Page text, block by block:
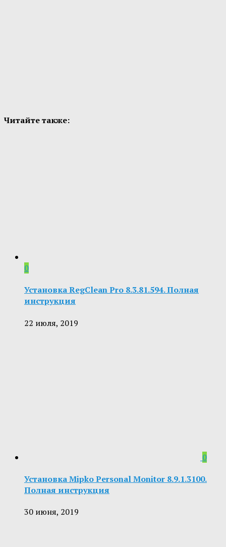
Читайте также:
0
Установка RegClean Pro 8.3.81.594. Полная
инструкция
22 июля, 2019
0
Установка Mipko Personal Monitor 8.9.1.3100.
Полная инструкция
30 июня, 2019